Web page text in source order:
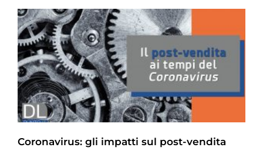
Coronavirus: gli impatti sul post-vendita